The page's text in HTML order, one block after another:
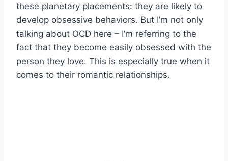
these planetary placements: they are likely to
develop obsessive behaviors. But I’m not only
talking about OCD here – I’m referring to the
fact that they become easily obsessed with the
person they love. This is especially true when it
comes to their romantic relationships.